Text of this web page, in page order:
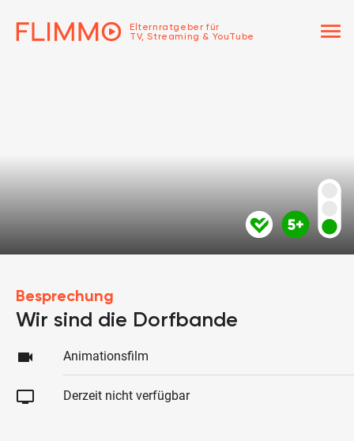
Elternratgeber für
TV, Streaming & YouTube
menu
Besprechung
Wir sind die Dorfbande
videocam Animationsfilm
tv Derzeit nicht verfügbar